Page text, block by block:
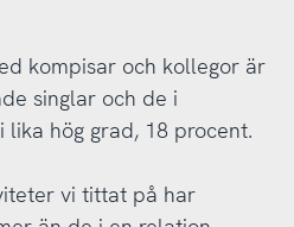
kompisar och kollegor är
singlar och de i
lika hög grad, 18 procent.
vi tittat på har